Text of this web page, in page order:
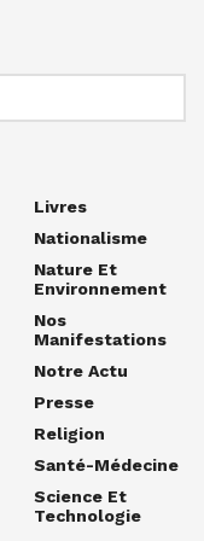
Livres
Nationalisme
Nature Et
Environnement
Nos
Manifestations
Notre Actu
Presse
Religion
Santé-Médecine
Science Et
Technologie